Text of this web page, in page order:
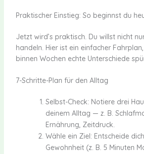
Praktischer Einstieg: So beginnst du
Jetzt wird’s praktisch. Du willst nicht
handeln. Hier ist ein einfacher
binnen Wochen echte Unterschiede
7-Schritte-Plan für den Alltag
Selbst-Check: Notiere drei
deinem Alltag — z. B.
Ernährung, Zeitdruck.
Wähle ein Ziel: Entscheide
Gewohnheit (z. B. 5 Minuten